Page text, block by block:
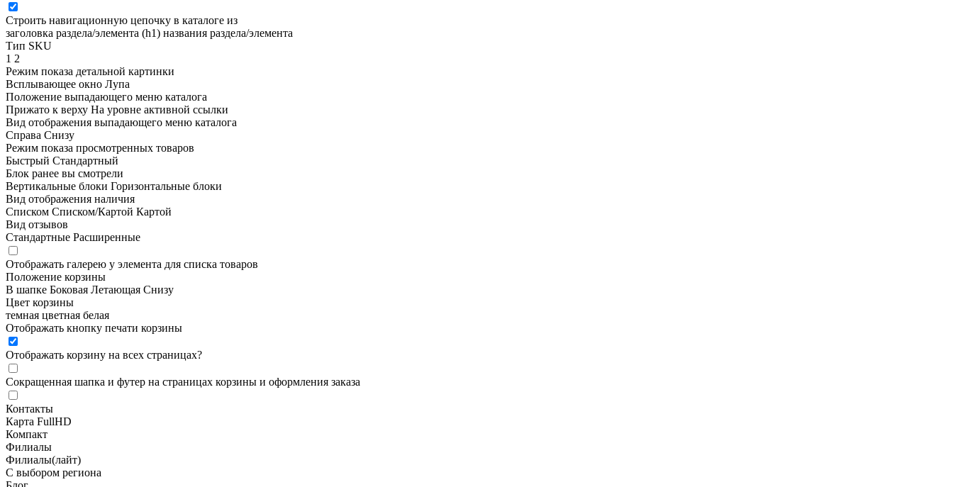
Строить навигационную цепочку в каталоге из
заголовка раздела/элемента (h1) названия раздела/элемента
Тип SKU
1 2
Режим показа детальной картинки
Всплывающее окно Лупа
Положение выпадающего меню каталога
Прижато к верху На уровне активной ссылки
Вид отображения выпадающего меню каталога
Справа Снизу
Режим показа просмотренных товаров
Быстрый Стандартный
Блок ранее вы смотрели
Вертикальные блоки Горизонтальные блоки
Вид отображения наличия
Списком Списком/Картой Картой
Вид отзывов
Стандартные Расширенные
Отображать галерею у элемента для списка товаров
Положение корзины
В шапке Боковая Летающая Снизу
Цвет корзины
темная цветная белая
Отображать кнопку печати корзины
Отображать корзину на всех страницах?
Сокращенная шапка и футер на страницах корзины и оформления заказа
Контакты
Карта FullHD
Компакт
Филиалы
Филиалы(лайт)
С выбором региона